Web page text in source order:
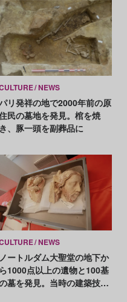
NEWS
リ発祥の地で2000年前の原
民の墓地を発見。棺を焼
き、豚一頭を副葬品に
NEWS
ノートルダム大聖堂の地下か
ら1000点以上の遺物と100基
墓を発見。当時の建築技術